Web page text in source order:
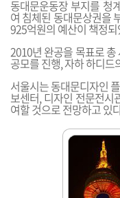
동대문운동장 부지를 청
여 침체된 동대문상권을
925억원의 예산이 책정
2010년 완공을 목표로
공모를 진행, 자하 하디드
서울시는 동대문디자인
보센터, 디자인 전문전시
여할 것으로 전망하고 있